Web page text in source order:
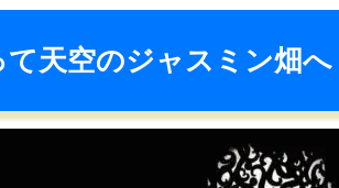
天空のジャスミン畑へ